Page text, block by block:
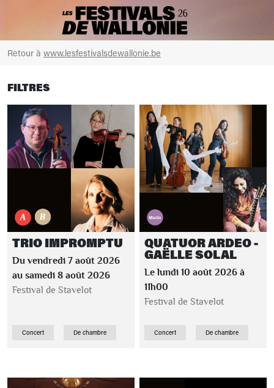
Retour à www.lesfestivalsdewallonie.be
FILTRES
TRIO IMPROMPTU
Du vendredi 7 août 2026
au samedi 8 août 2026
Festival de Stavelot
Concert De chambre
QUATUOR ARDEO -
GAËLLE SOLAL
Le lundi 10 août 2026 à
11h00
Festival de Stavelot
Concert De chambre